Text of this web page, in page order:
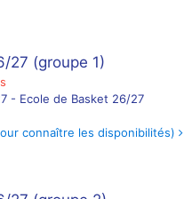
27 (groupe 1)
- Ecole de Basket 26/27
connaître les disponibilités)